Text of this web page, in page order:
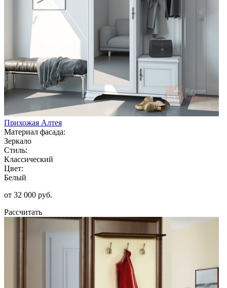
Прихожая Алтея
Материал фасада:
Зеркало
Стиль:
Классический
Цвет:
Белый
от 32 000 руб.
Рассчитать